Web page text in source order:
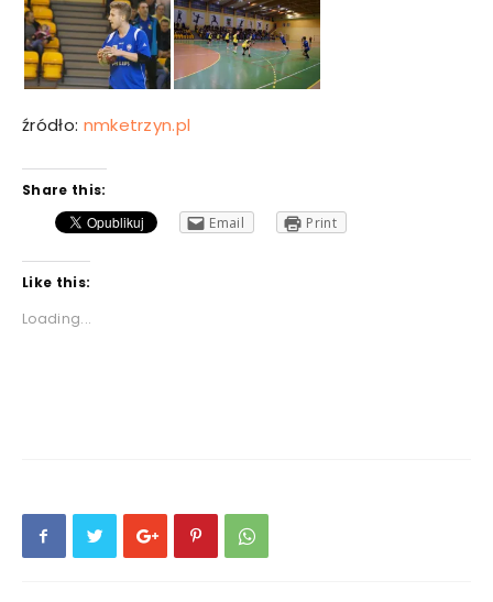
źródło: nmketrzyn.pl
Share this:
Email
Print
Like this:
Loading...